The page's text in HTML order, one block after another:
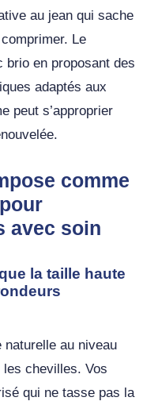
au jean qui sache
Le
brio en proposant des
adaptés aux
peut s’approprier
comme
avec soin
la taille haute
naturelle au niveau
chevilles. Vos
qui ne tasse pas la